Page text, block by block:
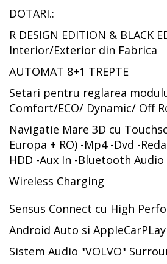
DOTARI.:
R DESIGN EDITION & BLACK
Interior/Exterior din Fabrica
AUTOMAT 8+1 TREPTE
Setari pentru reglarea
Comfort/ECO/ Dynamic/ Off
Navigatie Mare 3D cu
Europa + RO) -Mp4 -Dvd -
HDD -Aux In -Bluetooth Audio
Wireless Charging
Sensus Connect cu High
Android Auto si AppleCarPLay
Sistem Audio "VOLVO"